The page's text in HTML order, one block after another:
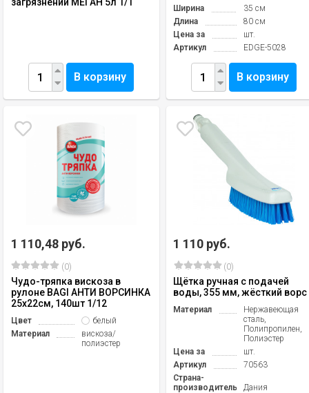
В корзину
Ширина
35 см
Длина
80 см
Цена за
шт.
Артикул
EDGE-5028
В корзину
1 110,48 руб.
(0)
Чудо-тряпка вискоза в
рулоне BAGI АНТИ ВОРСИНКА
25х22см, 140шт 1/12
Цвет
белый
Материал
вискоза/
полиэстер
1 110 руб.
(0)
Щётка ручная с подачей
воды, 355 мм, жёсткий ворс
Материал
Нержавеющая
сталь,
Полипропилен,
Полиэстер
Цена за
шт.
Артикул
70563
Страна-
производитель
Дания